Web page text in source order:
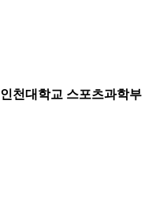
인천대학교 스포츠과학부